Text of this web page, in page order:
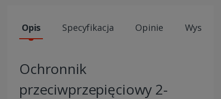
Opis Specyfikacja Opinie Wysyłki
Ochronnik
przeciwprzepięciowy 2-